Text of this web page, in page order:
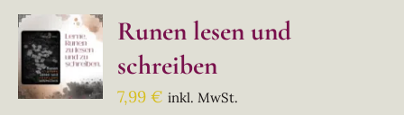
Runen lesen und
schreiben
7,99€ inkl. MwSt.